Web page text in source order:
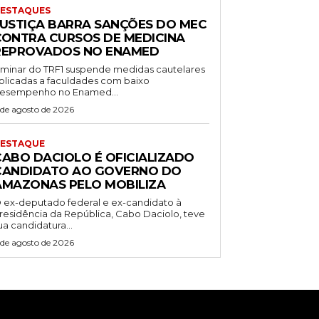
BARRA SANÇÕES DO MEC
CURSOS DE MEDICINA
NO ENAMED
do TRF1 suspende medidas cautelares
a faculdades com baixo
no Enamed...
agosto de 2026
DACIOLO É OFICIALIZADO
AO GOVERNO DO
PELO MOBILIZA
ex-deputado federal e ex-candidato à
da República, Cabo Daciolo, teve
candidatura...
agosto de 2026